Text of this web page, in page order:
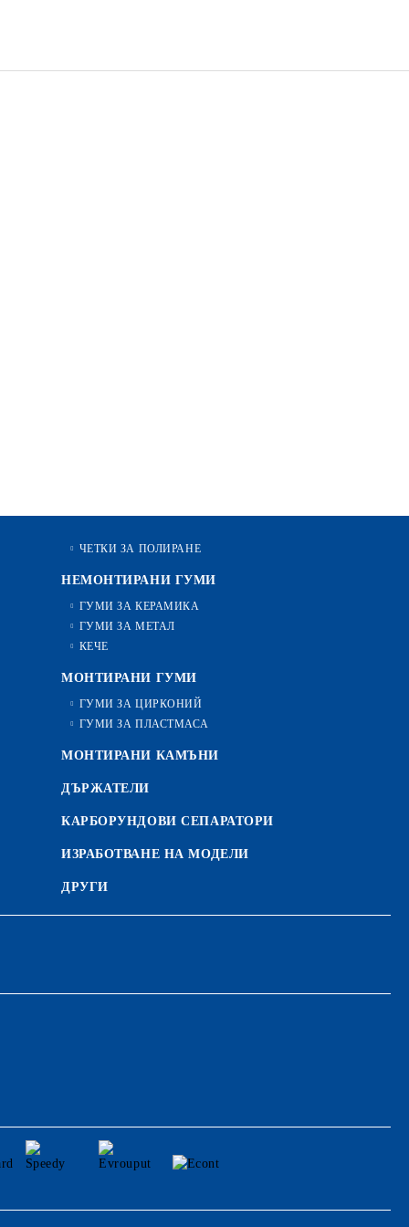
ЧЕТКИ ЗА ПОЛИРАНЕ
НЕМОНТИРАНИ ГУМИ
ГУМИ ЗА КЕРАМИКА
ГУМИ ЗА МЕТАЛ
КЕЧЕ
МОНТИРАНИ ГУМИ
ГУМИ ЗА ЦИРКОНИЙ
ГУМИ ЗА ПЛАСТМАСА
МОНТИРАНИ КАМЪНИ
ДЪРЖАТЕЛИ
КАРБОРУНДОВИ СЕПАРАТОРИ
ИЗРАБОТВАНЕ НА МОДЕЛИ
ДРУГИ